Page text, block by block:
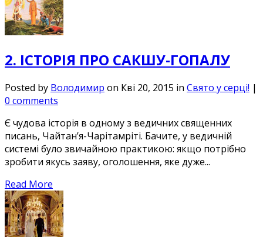
2. ІСТОРІЯ ПРО САКШУ-ГОПАЛУ
Posted by Володимир on Кві 20, 2015 in Свято у серці! |
0 comments
Є чудова історія в одному з ведичних священних
писань, Чайтан’я-Чарітамріті. Бачите, у ведичній
системі було звичайною практикою: якщо потрібно
зробити якусь заяву, оголошення, яке дуже...
Read More